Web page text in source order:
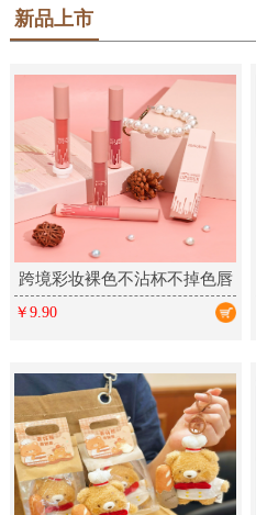
新品上市
跨境彩妆裸色不沾杯不掉色唇
釉 丝绒哑光雾面多色唇彩
￥9.90